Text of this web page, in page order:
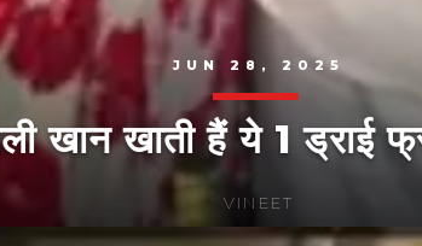
JUN 28, 2025
खान खाती हैं ये 1 ड्राई
VINEET